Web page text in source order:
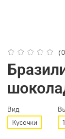
Вид
Кусочки